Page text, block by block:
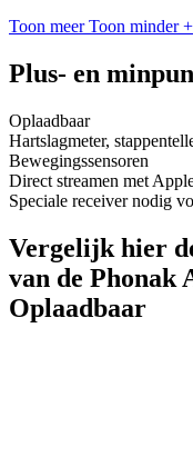
Toon meer Toon minder +
Plus- en
Oplaadbaar
Hartslagmeter,
Bewegingssensoren
Direct streamen met
Speciale receiver nodig
Vergelijk hier
van de Phonak
Oplaadbaar